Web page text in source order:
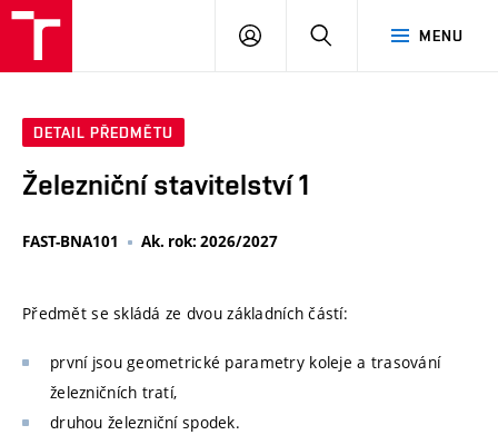
MENU
PŘIHLÁSIT
DETAIL PŘEDMĚTU
Železniční stavitelství 1
FAST-BNA101 Ak. rok: 2026/2027
Předmět se skládá ze dvou základních částí:
první jsou geometrické parametry koleje a trasování
železničních tratí,
druhou železniční spodek.